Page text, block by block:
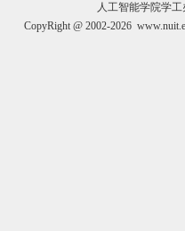
人工智能学院学工
CopyRight @ 2002-2026